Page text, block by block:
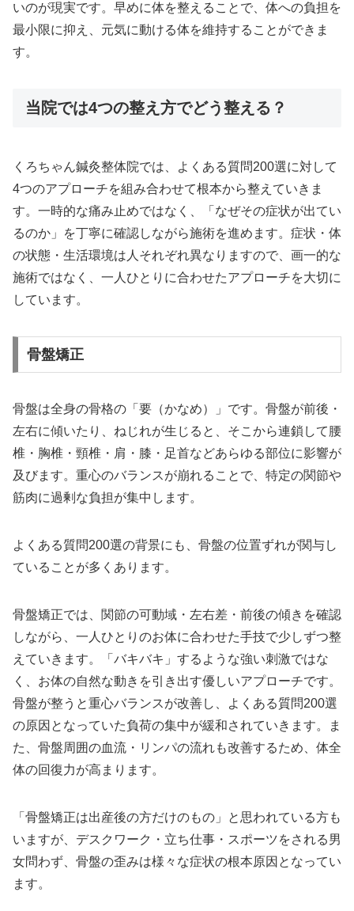
いのが現実です。早めに体を整えることで、体への負担を
最小限に抑え、元気に動ける体を維持することができま
す。
当院では4つの整え方でどう整える？
くろちゃん鍼灸整体院では、よくある質問200選に対して
4つのアプローチを組み合わせて根本から整えていきま
す。一時的な痛み止めではなく、「なぜその症状が出てい
るのか」を丁寧に確認しながら施術を進めます。症状・体
の状態・生活環境は人それぞれ異なりますので、画一的な
施術ではなく、一人ひとりに合わせたアプローチを大切に
しています。
骨盤矯正
骨盤は全身の骨格の「要（かなめ）」です。骨盤が前後・
左右に傾いたり、ねじれが生じると、そこから連鎖して腰
椎・胸椎・頸椎・肩・膝・足首などあらゆる部位に影響が
及びます。重心のバランスが崩れることで、特定の関節や
筋肉に過剰な負担が集中します。
よくある質問200選の背景にも、骨盤の位置ずれが関与し
ていることが多くあります。
骨盤矯正では、関節の可動域・左右差・前後の傾きを確認
しながら、一人ひとりのお体に合わせた手技で少しずつ整
えていきます。「バキバキ」するような強い刺激ではな
く、お体の自然な動きを引き出す優しいアプローチです。
骨盤が整うと重心バランスが改善し、よくある質問200選
の原因となっていた負荷の集中が緩和されていきます。ま
た、骨盤周囲の血流・リンパの流れも改善するため、体全
体の回復力が高まります。
「骨盤矯正は出産後の方だけのもの」と思われている方も
いますが、デスクワーク・立ち仕事・スポーツをされる男
女問わず、骨盤の歪みは様々な症状の根本原因となってい
ます。